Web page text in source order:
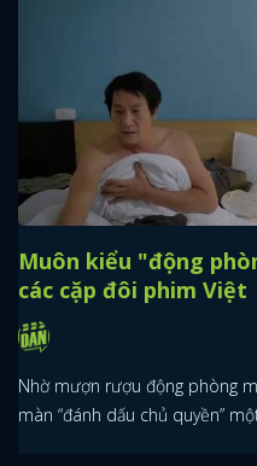
Muôn kiểu "động
các cặp đôi phim Việt
Nhờ mượn rượu động phòng
màn “đánh dấu chủ quyền”